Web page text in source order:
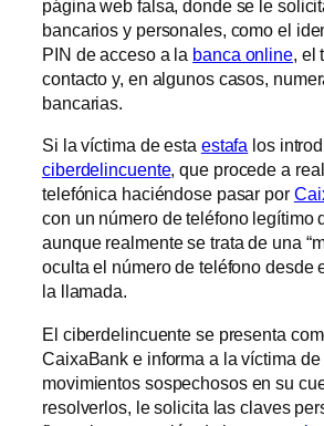
página web falsa, donde se le
bancarios y personales, como el
PIN de acceso a la banca online, el
contacto y, en algunos casos,
bancarias.
Si la víctima de esta estafa los
ciberdelincuente, que procede a
telefónica haciéndose pasar por
con un número de teléfono legítimo
aunque realmente se trata de una
oculta el número de teléfono desde
la llamada.
El ciberdelincuente se presenta
CaixaBank e informa a la víctima
movimientos sospechosos en su
resolverlos, le solicita las claves